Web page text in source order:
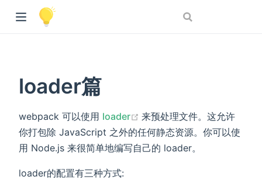
loader篇
webpack 可以使用 loader (opens new window)
来预处理文件。这允许
你打包除 JavaScript 之外的任何静态资源。你可以使
用 Node.js 来很简单地编写自己的 loader。
loader的配置有三种方式: